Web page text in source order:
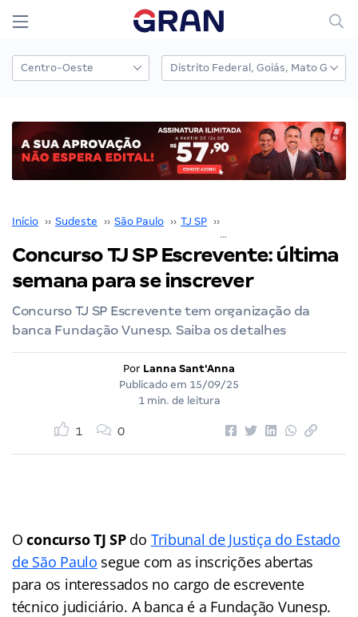
Início ›› Sudeste ›› São Paulo ›› TJ SP ››
Concurso TJ SP Escrevente: última
semana para se inscrever
Concurso TJ SP Escrevente tem organização da
banca Fundação Vunesp. Saiba os detalhes
Por Lanna Sant'Anna
Publicado em 15/09/25
1 min. de leitura
1 0
Oconcurso TJ SPdo Tribunal de Justiça do Estado
de São Paulo segue com as inscrições abertas
para os interessados no cargo de escrevente
técnico judiciário. A banca é a Fundação Vunesp.